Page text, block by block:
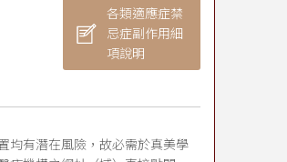
各類適應症禁
忌症副作用細
項說明
均有潛在風險，故必需於真美學